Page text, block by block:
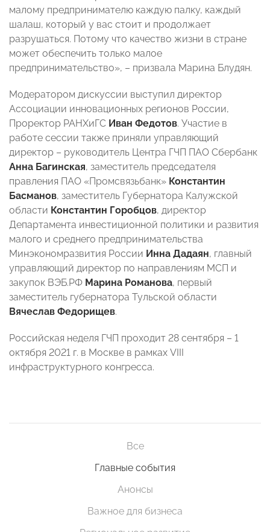
малому предпринимателю каждую палку, каждый
шалаш, который у вас стоит и продолжает
разрушаться. Потому что качество жизни в стране
может обеспечить только малое
предпринимательство», – призвала Марина Блудян.
Модератором дискуссии выступил директор
Ассоциации инновационных регионов России,
Проректор РАНХиГС Иван Федотов. Участие в
работе сессии также приняли управляющий
директор – руководитель Центра ГЧП ПАО Сбербанк
Анна Багинская, заместитель председателя
правления ПАО «Промсвязьбанк» Константин
Басманов, заместитель Губернатора Калужской
области Константин Горобцов, директор
Департамента инвестиционной политики и развития
малого и среднего предпринимательства
Минэкономразвития России Инна Дадаян, главный
управляющий директор по направлениям МСП и
закупок ВЭБ.РФ Марина Романова, первый
заместитель губернатора Тульской области
Вячеслав Федорищев.
Российская неделя ГЧП проходит 28 сентября – 1
октября 2021 г. в Москве в рамках VIII
инфраструктурного конгресса.
Все
Главные события
Анонсы
Важное для бизнеса